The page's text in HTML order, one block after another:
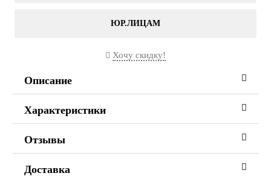
ЮР.ЛИЦАМ
Хочу скидку!
Описание
Характеристики
Отзывы
Доставка